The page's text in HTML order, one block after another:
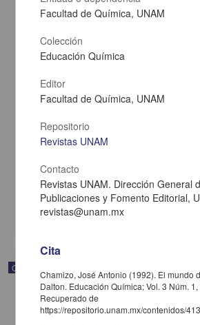
Carta de Zeferino Pérez, el general Antonio
Pérez, Zeferino
[sin fecha]
Multidisciplina
Correspondencia postal
Facultad de Química, UNAM
Colección
Educación Química
Editor
Facultad de Química, UNAM
Repositorio
Revistas UNAM
Contacto
Revistas UNAM. Dirección General
Publicaciones y Fomento Editorial,
revistas@unam.mx
Cita
Chamizo, José Antonio (1992). El mundo
Dalton. Educación Química; Vol. 3 Núm.
Recuperado de
https://repositorio.unam.mx/contenidos/